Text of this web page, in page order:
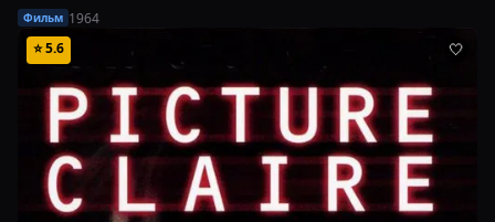
Фильм 1964
⭐5.6 🤍